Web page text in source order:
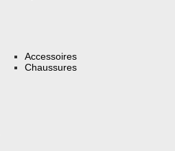
Accessoires
Chaussures